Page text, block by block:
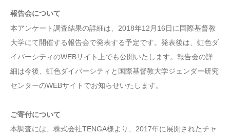
報告会について
本アンケート調査結果の詳細は、2018年12月16日に国際基督教
大学にて開催する報告会で発表する予定です。発表後は、虹色ダ
イバーシティのWEBサイト上でも公開いたします。報告会の詳
細は今後、虹色ダイバーシティと国際基督教大学ジェンダー研究
センターのWEBサイトでお知らせいたします。
ご寄付について
本調査には、株式会社TENGA様より、2017年に展開されたチャ